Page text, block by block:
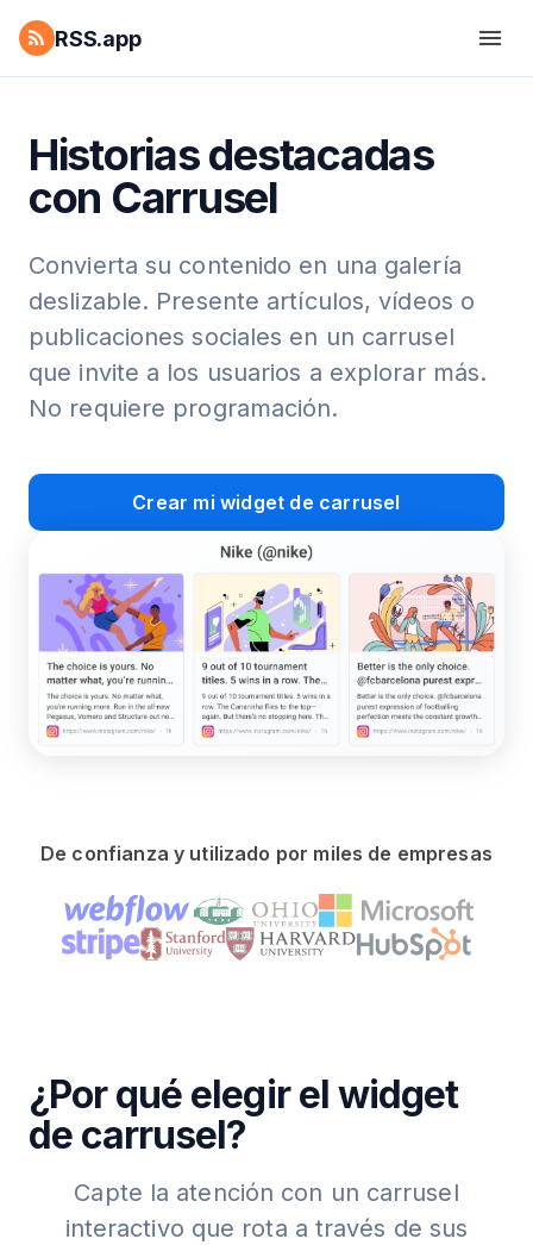
RSS.app
Historias destacadas
con Carrusel
Convierta su contenido en una galería
deslizable. Presente artículos, vídeos o
publicaciones sociales en un carrusel
que invite a los usuarios a explorar más.
No requiere programación.
Crear mi widget de carrusel
De confianza y utilizado por miles de empresas
¿Por qué elegir el widget
de carrusel?
Capte la atención con un carrusel
interactivo que rota a través de sus